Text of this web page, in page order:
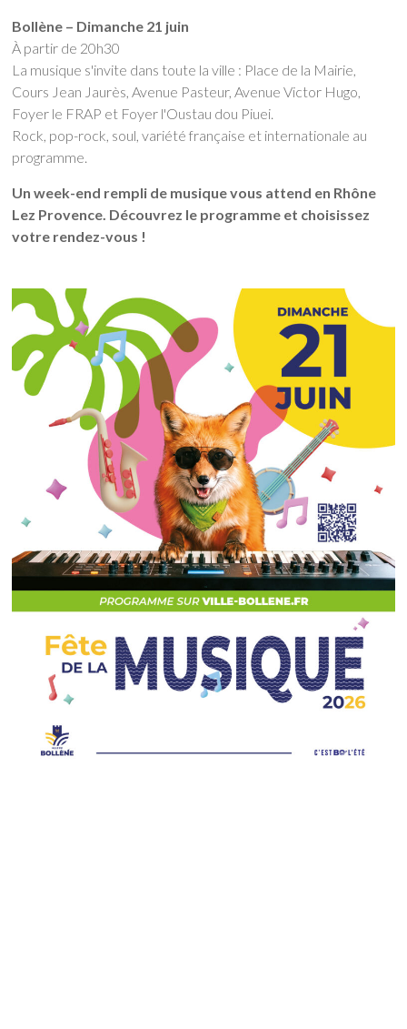
Bollène – Dimanche 21 juin
À partir de 20h30
La musique s'invite dans toute la ville : Place de la Mairie,
Cours Jean Jaurès, Avenue Pasteur, Avenue Victor Hugo,
Foyer le FRAP et Foyer l'Oustau dou Piuei.
Rock, pop-rock, soul, variété française et internationale au
programme.
Un week-end rempli de musique vous attend en Rhône
Lez Provence. Découvrez le programme et choisissez
votre rendez-vous !